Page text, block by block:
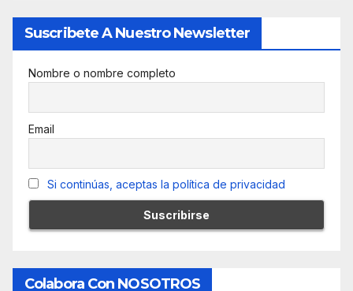
Suscribete A Nuestro Newsletter
Nombre o nombre completo
Email
Si continúas, aceptas la política de privacidad
Colabora Con NOSOTROS